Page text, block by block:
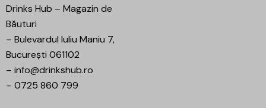
Drinks Hub – Magazin de
Băuturi
– Bulevardul Iuliu Maniu 7,
București 061102
– info@drinkshub.ro
– 0725 860 799